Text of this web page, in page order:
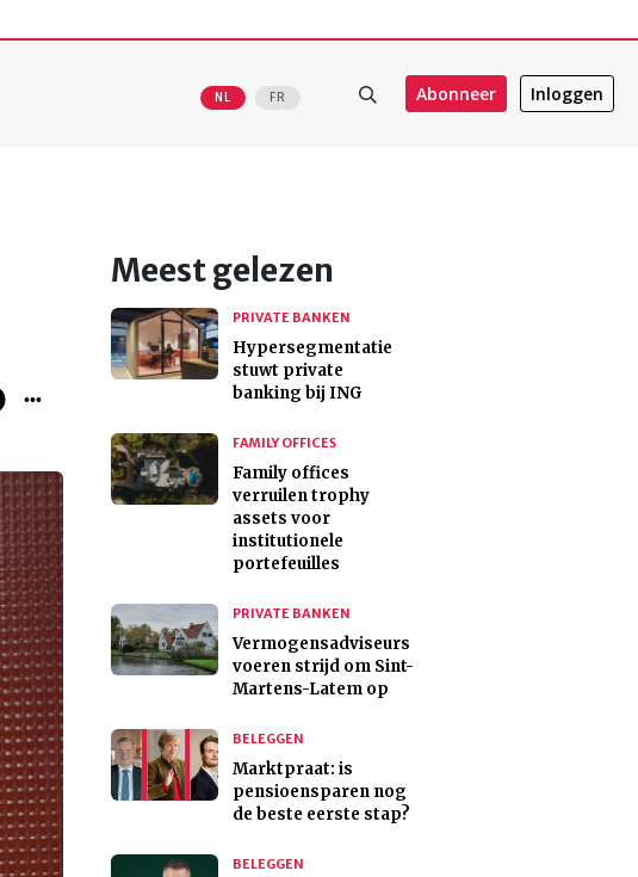
NL FR Abonneer Inloggen
Meest gelezen
PRIVATE BANKEN
Hypersegmentatie
stuwt private
banking bij ING
FAMILY OFFICES
Family offices
verruilen trophy
assets voor
institutionele
portefeuilles
PRIVATE BANKEN
Vermogensadviseurs
voeren strijd om Sint-
Martens-Latem op
BELEGGEN
Marktpraat: is
pensioensparen nog
de beste eerste stap?
BELEGGEN